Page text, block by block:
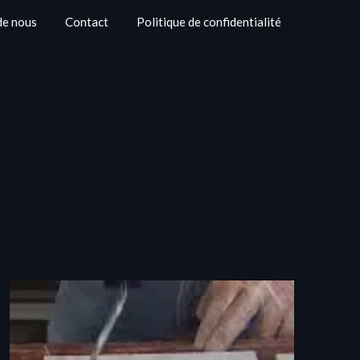
nous Contact Politique de confidentialité